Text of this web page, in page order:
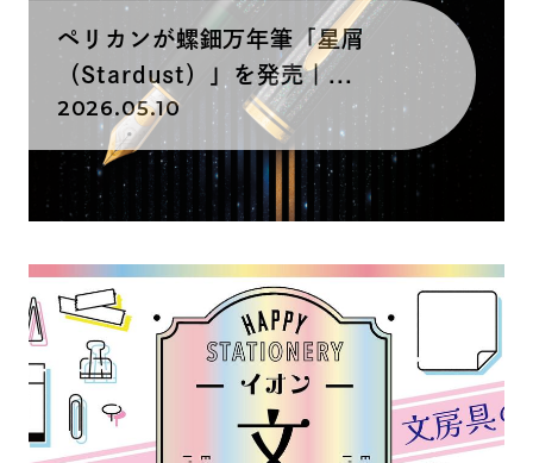
ペリカンが螺鈿万年筆「星屑
（Stardust）」を発売｜...
2026.05.10